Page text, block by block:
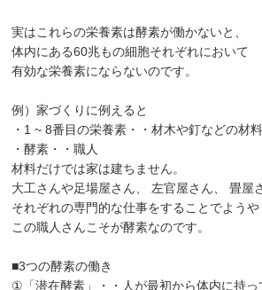
実はこれらの栄養素は酵素が働かないと、
体内にある60兆もの細胞それぞれにおいて
有効な栄養素にならないのです。
例）家づくりに例えると
・1 ~ 8番目の栄養素・・材木や釘などの材料
・酵素・・職人
材料だけでは家は建ちません。
大工さんや足場屋さん、 左官屋さん、 畳屋
それぞれの専門的な仕事をすることでようや
この職人さんこそが酵素なのです。
■3つの酵素の働き
①「潜在酵素」・・人が最初から体内に持っ